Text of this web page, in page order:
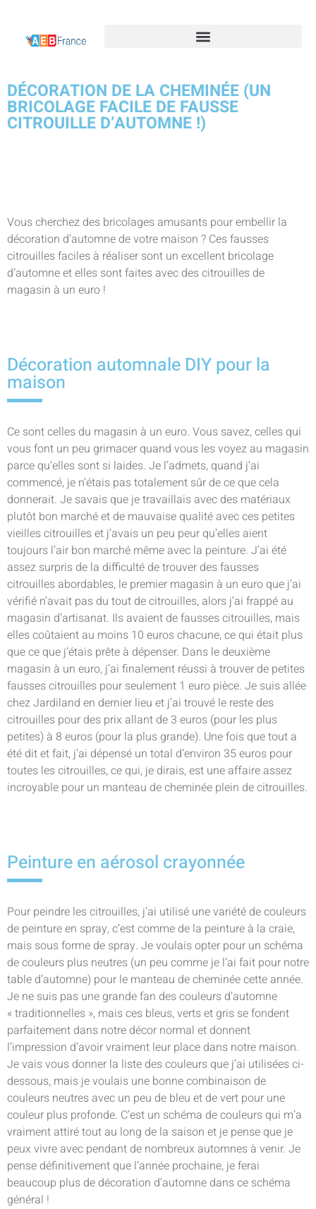
DÉCORATION DE LA CHEMINÉE (UN
BRICOLAGE FACILE DE FAUSSE
CITROUILLE D’AUTOMNE !)
Vous cherchez des bricolages amusants pour embellir la
décoration d’automne de votre maison ? Ces fausses
citrouilles faciles à réaliser sont un excellent bricolage
d’automne et elles sont faites avec des citrouilles de
magasin à un euro !
Décoration automnale DIY pour la
maison
Ce sont celles du magasin à un euro. Vous savez, celles qui
vous font un peu grimacer quand vous les voyez au magasin
parce qu’elles sont si laides. Je l’admets, quand j’ai
commencé, je n’étais pas totalement sûr de ce que cela
donnerait. Je savais que je travaillais avec des matériaux
plutôt bon marché et de mauvaise qualité avec ces petites
vieilles citrouilles et j’avais un peu peur qu’elles aient
toujours l’air bon marché même avec la peinture. J’ai été
assez surpris de la difficulté de trouver des fausses
citrouilles abordables, le premier magasin à un euro que j’ai
vérifié n’avait pas du tout de citrouilles, alors j’ai frappé au
magasin d’artisanat. Ils avaient de fausses citrouilles, mais
elles coûtaient au moins 10 euros chacune, ce qui était plus
que ce que j’étais prête à dépenser. Dans le deuxième
magasin à un euro, j’ai finalement réussi à trouver de petites
fausses citrouilles pour seulement 1 euro pièce. Je suis allée
chez Jardiland en dernier lieu et j’ai trouvé le reste des
citrouilles pour des prix allant de 3 euros (pour les plus
petites) à 8 euros (pour la plus grande). Une fois que tout a
été dit et fait, j’ai dépensé un total d’environ 35 euros pour
toutes les citrouilles, ce qui, je dirais, est une affaire assez
incroyable pour un manteau de cheminée plein de citrouilles.
Peinture en aérosol crayonnée
Pour peindre les citrouilles, j’ai utilisé une variété de couleurs
de peinture en spray, c’est comme de la peinture à la craie,
mais sous forme de spray. Je voulais opter pour un schéma
de couleurs plus neutres (un peu comme je l’ai fait pour notre
table d’automne) pour le manteau de cheminée cette année.
Je ne suis pas une grande fan des couleurs d’automne
« traditionnelles », mais ces bleus, verts et gris se fondent
parfaitement dans notre décor normal et donnent
l’impression d’avoir vraiment leur place dans notre maison.
Je vais vous donner la liste des couleurs que j’ai utilisées ci-
dessous, mais je voulais une bonne combinaison de
couleurs neutres avec un peu de bleu et de vert pour une
couleur plus profonde. C’est un schéma de couleurs qui m’a
vraiment attiré tout au long de la saison et je pense que je
peux vivre avec pendant de nombreux automnes à venir. Je
pense définitivement que l’année prochaine, je ferai
beaucoup plus de décoration d’automne dans ce schéma
général !